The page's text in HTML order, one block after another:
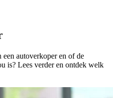
autoverkoper en of de
is? Lees verder en ontdek welk